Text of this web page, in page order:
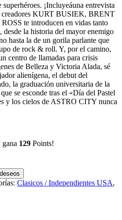
¡Incluyeáuna entrevista
KURT BUSIEK, BRENT
te introducen en vidas tanto
desde la historia del mayor enemigo
hasta la de un gorila parlante que
de rock & roll. Y, por el camino,
centro de llamadas para crisis
de Belleza y Victoria Alada, sé
alienígena, el debut del
la graduación universitaria de la
se esconde tras el «Día del Pastel
y los cielos de ASTRO CITY nunca
129 Points!
Clasicos / Independientes USA,